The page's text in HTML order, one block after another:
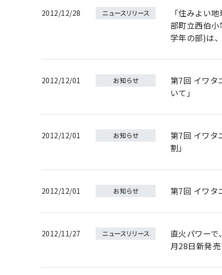
2012/12/28
「住みよい
部町立西伯
学年の部)は
2012/12/01
第7回 イワタ
いて」
2012/12/01
第7回 イワタ
割」
2012/12/01 第7回 イワタ
2012/11/27
直火パワー
月28日新発